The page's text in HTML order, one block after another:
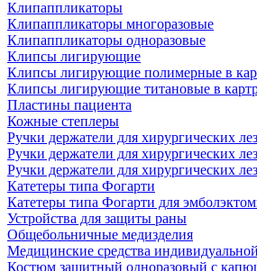
Клипаппликаторы
Клипаппликаторы многоразовые
Клипаппликаторы одноразовые
Клипсы лигирующие
Клипсы лигирующие полимерные в
Клипсы лигирующие титановые в
Пластины пациента
Кожные степлеры
Ручки держатели для хирургических
Ручки держатели для хирургических
Ручки держатели для хирургических
Катетеры типа Фогарти
Катетеры типа Фогарти для
Устройства для защиты раны
Общебольничные медизделия
Медицинские средства
Костюм защитный одноразовый с